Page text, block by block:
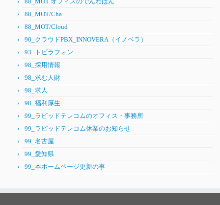
88_MOT/Cha
88_MOT/Cloud
90_クラウドPBX_INNOVERA（イノベラ）
93_トビラフォン
98_採用情報
98_求む人財
98_求人
98_福利厚生
99_ラピッドテレコムのオフィス・事務所
99_ラピッドテレコム休業のお知らせ
99_名古屋
99_愛知県
99_本ホームページ更新の事